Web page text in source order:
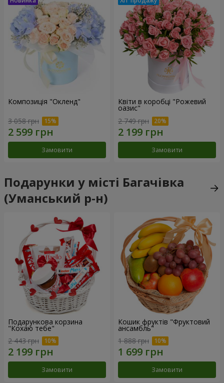
Композиція "Окленд"
3 058 грн
Замовити
Квіти в коробці "Рожевий
оазис"
2 749 грн
Замовити
Подарунки у місті Багачівка
(Уманський р-н)
Подарункова корзина
"Кохаю тебе"
2 443 грн
Замовити
Кошик фруктів "Фруктовий
ансамбль"
1 888 грн
Замовити